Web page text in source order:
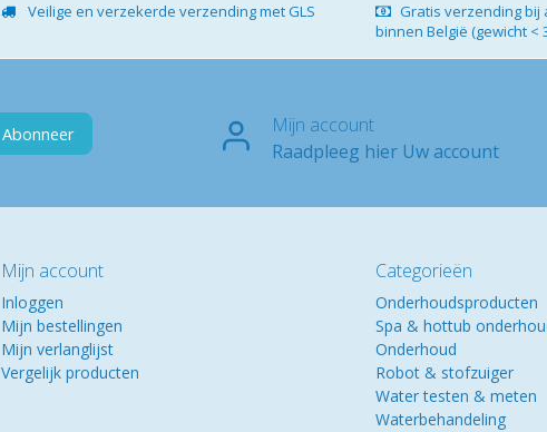
Veilige en verzekerde verzending met GLS
Gratis verzending bij
binnen België (gewicht <
Abonneer
Mijn account
Raadpleeg hier Uw account
Mijn account
Inloggen
Mijn bestellingen
Mijn verlanglijst
Vergelijk producten
Categorieën
Onderhoudsproducten
Spa & hottub
Onderhoud
Robot & stofzuiger
Water testen & meten
Waterbehandeling